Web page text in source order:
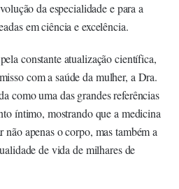
da especialidade e para a
em ciência e excelência.
constante atualização científica,
com a saúde da mulher, a Dra.
como uma das grandes referências
íntimo, mostrando que a medicina
apenas o corpo, mas também a
de vida de milhares de